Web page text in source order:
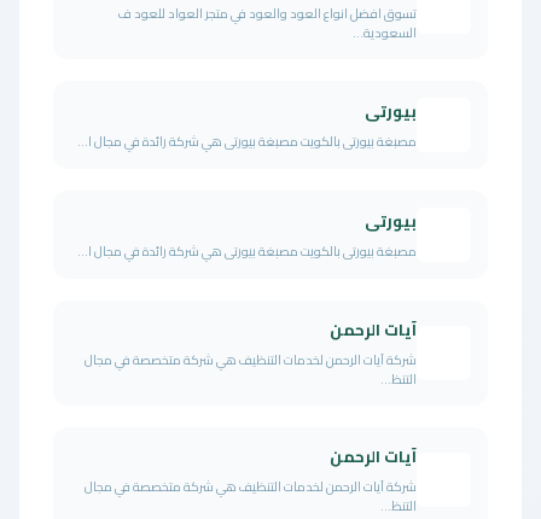
تسوق افضل انواع العود والعود في متجر العواد للعود ف
السعودية...
بيورتى
مصبغة بيورتى بالكويت مصبغة بيورتى هي شركة رائدة في مجال ا...
بيورتى
مصبغة بيورتى بالكويت مصبغة بيورتى هي شركة رائدة في مجال ا...
آيات الرحمن
شركة آيات الرحمن لخدمات التنظيف هي شركة متخصصة في مجال
التنظ...
آيات الرحمن
شركة آيات الرحمن لخدمات التنظيف هي شركة متخصصة في مجال
التنظ...